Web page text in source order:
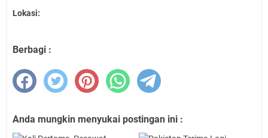
Lokasi:
Berbagi :
Anda mungkin menyukai postingan ini :